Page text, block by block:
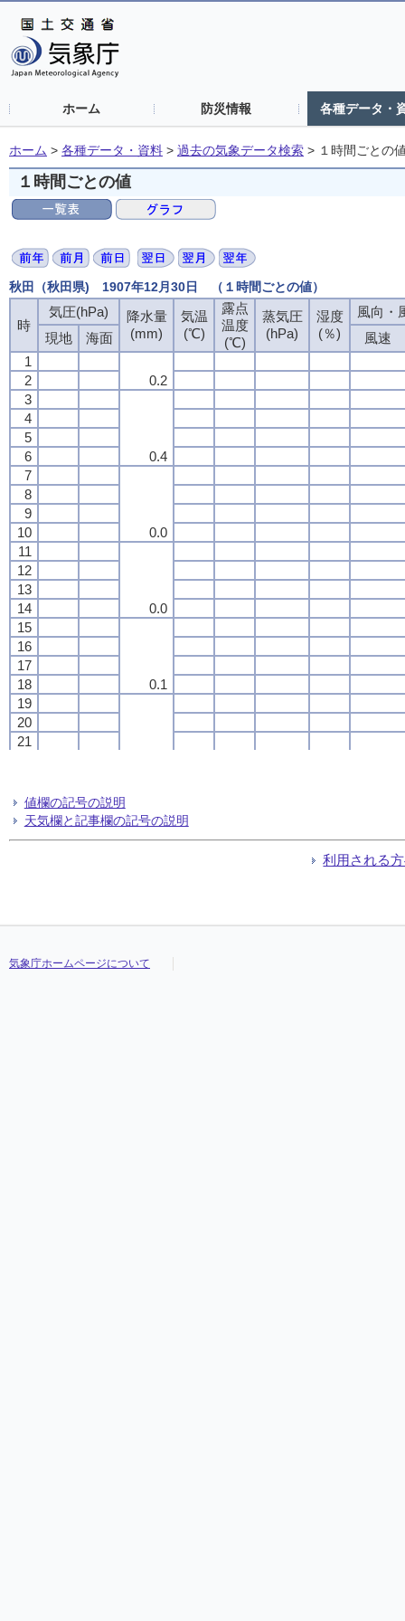
ホーム 防災情報 各種データ・
ホーム > 各種データ・資料 > 過去の気象データ検索 > １時間ごとの
１時間ごとの値
秋田（秋田県) 1907年12月30日 （１時間ごとの値）
時
気圧(hPa)
降水量
(mm)
気温
(℃)
露点
温度
(℃)
蒸気圧
(hPa)
湿度
(％)
風向・
現地
海面
風速
1
0.2
2
3
0.4
4
5
6
7
0.0
8
9
10
11
0.0
12
13
14
15
0.1
16
17
18
19
20
21
24
時
気圧(hPa)
降水量
(mm)
気温
(℃)
露点
温度
(℃)
蒸気圧
(hPa)
湿度
(％)
風向・
現地
海面
風速
1
0.2
2
3
0.4
4
5
6
7
0.0
8
9
10
11
0.0
12
13
14
15
0.1
16
17
18
19
20
21
24
時
気圧(hPa)
降水量
(mm)
気温
(℃)
露点
温度
(℃)
蒸気圧
(hPa)
湿度
(％)
風向・
現地
海面
風速
1
0.2
2
3
0.4
4
5
6
7
0.0
8
9
10
11
0.0
12
13
14
15
0.1
16
17
18
19
20
21
24
時
気圧(hPa)
降水量
(mm)
気温
(℃)
露点
温度
(℃)
蒸気圧
(hPa)
湿度
(％)
風向・
現地
海面
風速
1
0.2
2
3
0.4
4
5
6
7
0.0
8
9
10
11
0.0
12
13
14
15
0.1
16
17
18
19
20
21
24
値欄の記号の説明
天気欄と記事欄の記号の説明
利用される
気象庁ホームページについて